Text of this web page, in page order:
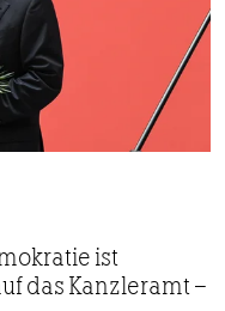
ist
das Kanzleramt –